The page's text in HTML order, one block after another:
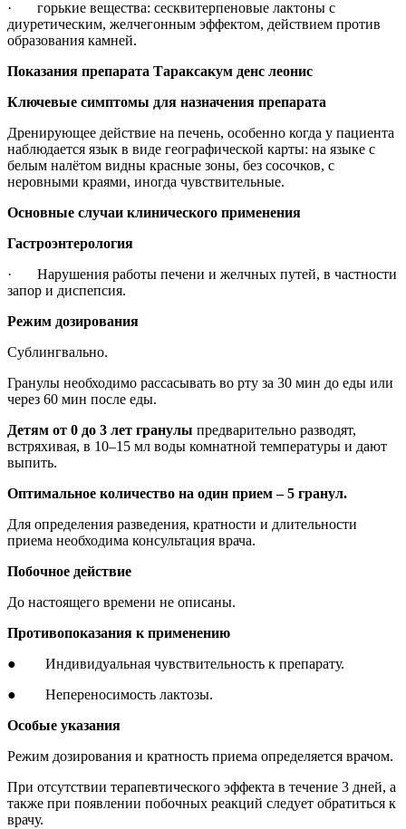
· горькие вещества: сесквитерпеновые лактоны с
диуретическим, желчегонным эффектом, действием против
образования камней.
Показания препарата Тараксакум денс леонис
Ключевые симптомы для назначения препарата
Дренирующее действие на печень, особенно когда у пациента
наблюдается язык в виде географической карты: на языке с
белым налётом видны красные зоны, без сосочков, с
неровными краями, иногда чувствительные.
Основные случаи клинического применения
Гастроэнтерология
· Нарушения работы печени и желчных путей, в частности
запор и диспепсия.
Режим дозирования
Сублингвально.
Гранулы необходимо рассасывать во рту за 30 мин до еды или
через 60 мин после еды.
Детям от 0 до 3 лет гранулы предварительно разводят,
встряхивая, в 10–15 мл воды комнатной температуры и дают
выпить.
Оптимальное количество на один прием – 5 гранул.
Для определения разведения, кратности и длительности
приема необходима консультация врача.
Побочное действие
До настоящего времени не описаны.
Противопоказания к применению
● Индивидуальная чувствительность к препарату.
● Непереносимость лактозы.
Особые указания
Режим дозирования и кратность приема определяется врачом.
При отсутствии терапевтического эффекта в течение 3 дней, а
также при появлении побочных реакций следует обратиться к
врачу.